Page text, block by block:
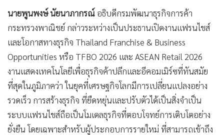
นายพูนพงษ์ นัยนาภากรณ์ อธิบดีกรมพัฒนาธุรกิจการค้า
กระทรวงพาณิชย์ กล่าวระหว่างเป็นประธานเปิดงานแฟรนไชส์
และโอกาสทางธุรกิจ Thailand Franchise & Business
Opportunities หรือ TFBO 2026 และ ASEAN Retail 2026
งานแสดงเทคโนโลยีเพื่อธุรกิจค้าปลีกและอีคอมเมิร์ซที่ทันสมัย
ที่สุดในภูมิภาคว่า ในยุคที่เศรษฐกิจโลกมีการเปลี่ยนแปลงอย่าง
รวดเร็ว การสร้างธุรกิจ ที่ยืดหยุ่นและปรับตัวได้เป็นสิ่งจำเป็น
ระบบแฟรนไชส์ถือเป็นโมเดลธุรกิจที่ตอบโจทย์การเติบโตอย่าง
ยั่งยืน โดยเฉพาะสำหรับผู้ประกอบการรายใหม่ ที่สามารถเข้าถึง